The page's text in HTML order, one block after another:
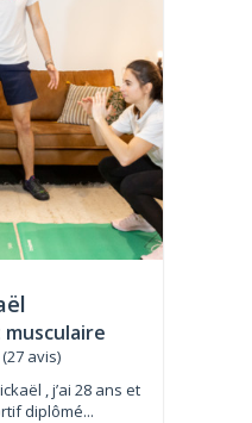
(27 avis)
, j’ai 28 ans et
diplômé...